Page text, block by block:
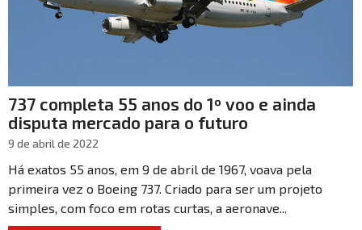
737 completa 55 anos do 1º voo e ainda
disputa mercado para o futuro
9 de abril de 2022
Há exatos 55 anos, em 9 de abril de 1967, voava pela
primeira vez o Boeing 737. Criado para ser um projeto
simples, com foco em rotas curtas, a aeronave...